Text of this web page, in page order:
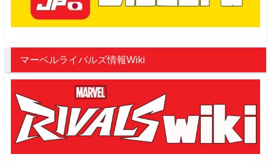
マーベルライバルズ情報Wiki